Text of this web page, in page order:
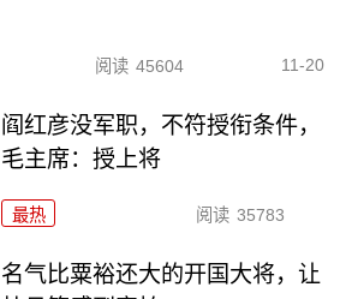
阅读 45604 11-20
阎红彦没军职，不符授衔条件，
毛主席：授上将
最热 阅读 35783
名气比粟裕还大的开国大将，让